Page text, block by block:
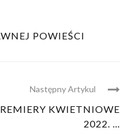
POWIEŚCI
Następny Artykul
KWIETNIOWE
2022. ...